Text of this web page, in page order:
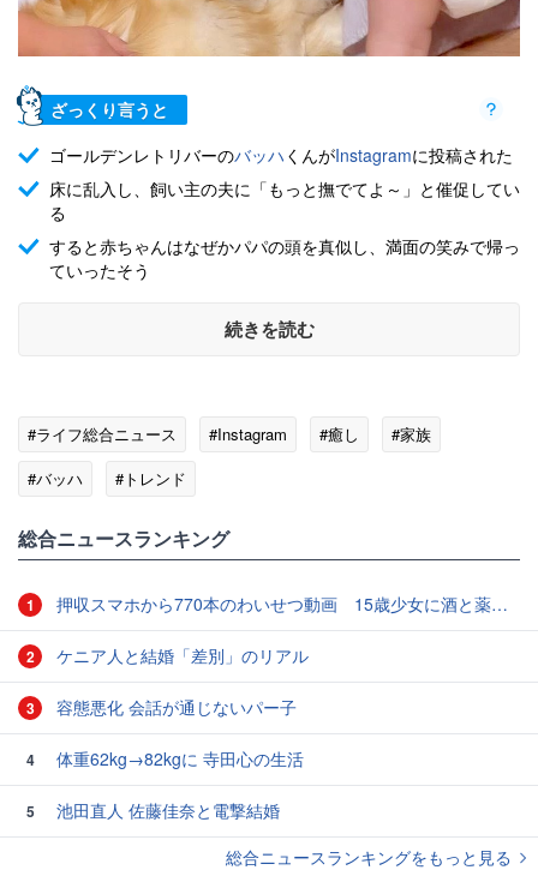
ざっくり言うと
ゴールデンレトリバーのバッハ くんがInstagramに投稿された
床に乱入し、飼い主の夫に「もっと撫でてよ～」と催促してい
る
すると赤ちゃんはなぜかパパの頭を真似し、満面の笑みで帰っ
ていったそう
続きを読む
#ライフ総合ニュース #Instagram #癒し
#家族
#バッハ
#トレンド
総合ニュースランキング
1 押収スマホから770本のわいせつ動画 15歳少女に酒と薬飲ませ性的暴行か 54歳男を再逮捕 「薬もありますよ」とSNSで誘い出し
2 ケニア人と結婚「差別」のリアル
3 容態悪化 会話が通じないパー子
4 体重62kg→82kgに 寺田心の生活
5
池田直人 佐藤佳奈と電撃結婚
総合ニュースランキングをもっと見る